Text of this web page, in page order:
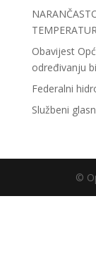
Obavijest
određivanju
Federalni
Službeni
©